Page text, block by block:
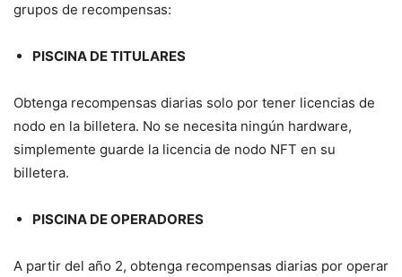
grupos de recompensas:
PISCINA DE TITULARES
Obtenga recompensas diarias solo por tener licencias de
nodo en la billetera. No se necesita ningún hardware,
simplemente guarde la licencia de nodo NFT en su
billetera.
PISCINA DE OPERADORES
A partir del año 2, obtenga recompensas diarias por operar